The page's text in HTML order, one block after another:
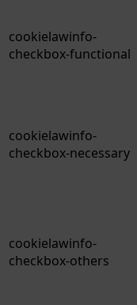
cookielawinfo-
checkbox-functional
cookielawinfo-
checkbox-necessary
cookielawinfo-
checkbox-others